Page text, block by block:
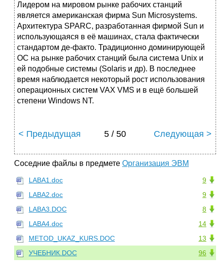
Лидером на мировом рынке рабочих станций
является американская фирма Sun Microsystems.
Архитектура SPARC, разработанная фирмой Sun и
использующаяся в её машинах, стала фактически
стандартом де-факто. Традиционно доминирующей
ОС на рынке рабочих станций была система Unix и
ей подобные системы (Solaris и др). В последнее
время наблюдается некоторый рост использования
операционных систем VAX VMS и в ещё большей
степени Windows NT.
< Предыдущая 5 / 50 Следующая >
Соседние файлы в предмете Организация ЭВМ
9
LABA1.doc
9
LABA2.doc
8
LABA3.DOC
14
LABA4.doc
13
METOD_UKAZ_KURS.DOC
96
УЧЕБНИК.DOC